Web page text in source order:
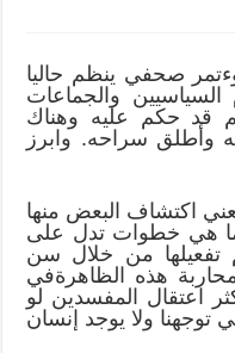
صحفي ينظم حاليا
والجماعات
قد حكم عليه وهناك
وأطلق سراحه. وابرز
اكتشاف البعض منها
ما هي خطوات تدل على
تفعيلها من خلال سن
هذه الظاهرةفي
اعتقال المفسدين لو
توجهنا ولا يوجد إنسان